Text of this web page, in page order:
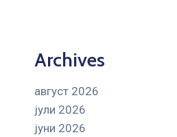
Archives
август 2026
јули 2026
јуни 2026